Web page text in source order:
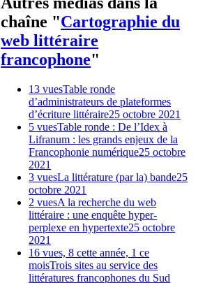
chaîne "Cartographie du
web littéraire
francophone"
13 vuesTable ronde
d’administrateurs de plateformes
d’écriture littéraire25 octobre 2021
5 vuesTable ronde : De l’Idex à
Lifranum : les grands enjeux de la
Francophonie numérique25 octobre
2021
3 vuesLa littérature (par la) bande25
octobre 2021
2 vuesA la recherche du web
littéraire : une enquête hyper-
perplexe en hypertexte25 octobre
2021
16 vues, 8 cette année, 1 ce
moisTrois sites au service des
littératures francophones du Sud